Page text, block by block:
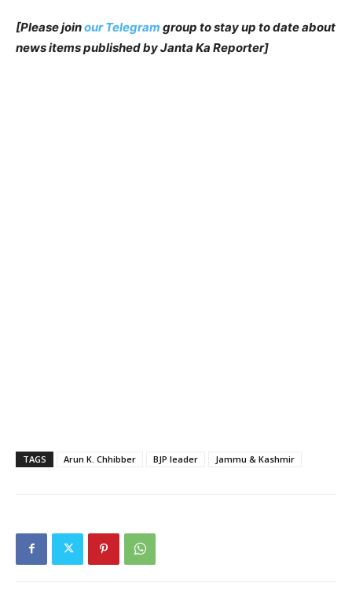
[Please joinour Telegram group to stay up to date about
news items published by Janta Ka Reporter]
TAGS Arun K. Chhibber BJP leader Jammu & Kashmir